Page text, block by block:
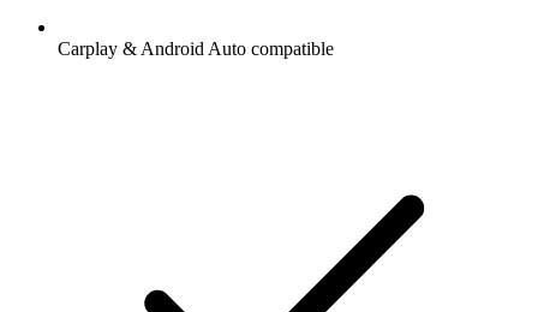
Carplay & Android Auto compatible